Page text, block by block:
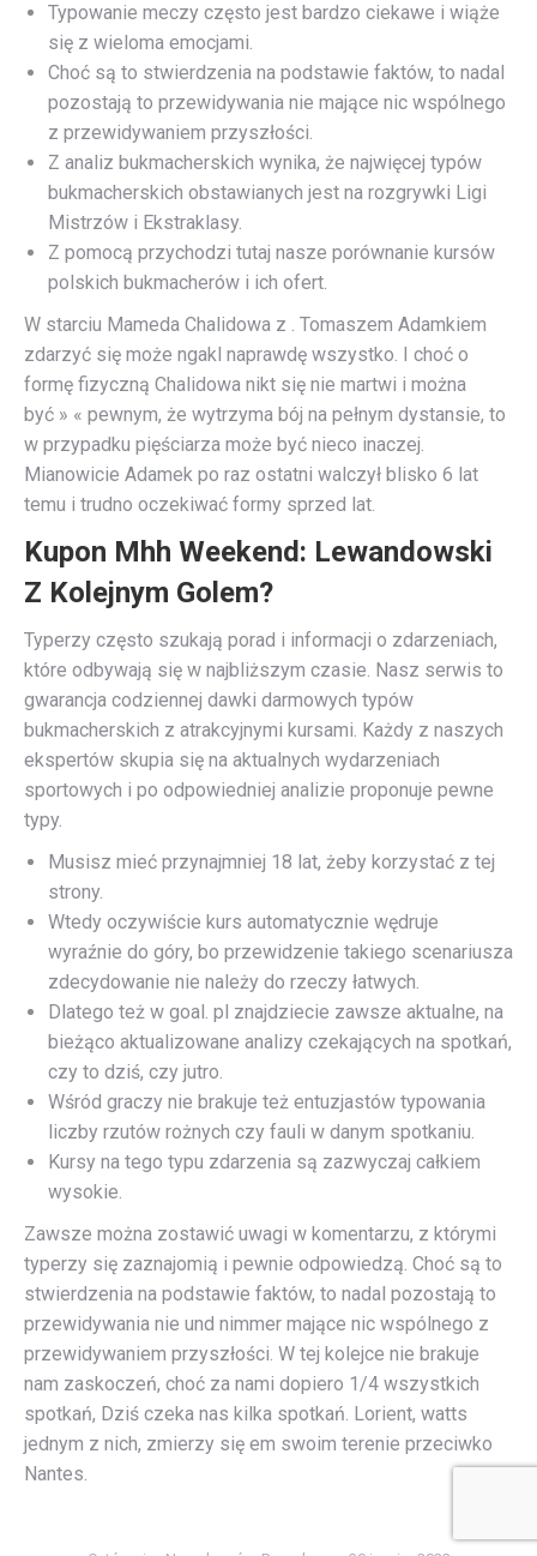
Typowanie meczy często jest bardzo ciekawe i wiąże
się z wieloma emocjami.
Choć są to stwierdzenia na podstawie faktów, to nadal
pozostają to przewidywania nie mające nic wspólnego
z przewidywaniem przyszłości.
Z analiz bukmacherskich wynika, że najwięcej typów
bukmacherskich obstawianych jest na rozgrywki Ligi
Mistrzów i Ekstraklasy.
Z pomocą przychodzi tutaj nasze porównanie kursów
polskich bukmacherów i ich ofert.
W starciu Mameda Chalidowa z . Tomaszem Adamkiem
zdarzyć się może ngakl naprawdę wszystko. I choć o
formę fizyczną Chalidowa nikt się nie martwi i można
być » « pewnym, że wytrzyma bój na pełnym dystansie, to
w przypadku pięściarza może być nieco inaczej.
Mianowicie Adamek po raz ostatni walczył blisko 6 lat
temu i trudno oczekiwać formy sprzed lat.
Kupon Mhh Weekend: Lewandowski
Z Kolejnym Golem?
Typerzy często szukają porad i informacji o zdarzeniach,
które odbywają się w najbliższym czasie. Nasz serwis to
gwarancja codziennej dawki darmowych typów
bukmacherskich z atrakcyjnymi kursami. Każdy z naszych
ekspertów skupia się na aktualnych wydarzeniach
sportowych i po odpowiedniej analizie proponuje pewne
typy.
Musisz mieć przynajmniej 18 lat, żeby korzystać z tej
strony.
Wtedy oczywiście kurs automatycznie wędruje
wyraźnie do góry, bo przewidzenie takiego scenariusza
zdecydowanie nie należy do rzeczy łatwych.
Dlatego też w goal. pl znajdziecie zawsze aktualne, na
bieżąco aktualizowane analizy czekających na spotkań,
czy to dziś, czy jutro.
Wśród graczy nie brakuje też entuzjastów typowania
liczby rzutów rożnych czy fauli w danym spotkaniu.
Kursy na tego typu zdarzenia są zazwyczaj całkiem
wysokie.
Zawsze można zostawić uwagi w komentarzu, z którymi
typerzy się zaznajomią i pewnie odpowiedzą. Choć są to
stwierdzenia na podstawie faktów, to nadal pozostają to
przewidywania nie und nimmer mające nic wspólnego z
przewidywaniem przyszłości. W tej kolejce nie brakuje
nam zaskoczeń, choć za nami dopiero 1/4 wszystkich
spotkań, Dziś czeka nas kilka spotkań. Lorient, watts
jednym z nich, zmierzy się em swoim terenie przeciwko
Nantes.